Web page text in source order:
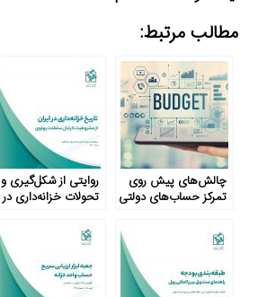
مطالب مرتبط:
چالش‌های پیش روی
تمرکز حساب‌های دولتی
روایتی از شکل‌گیری و
تحولات خزانه‌داری در